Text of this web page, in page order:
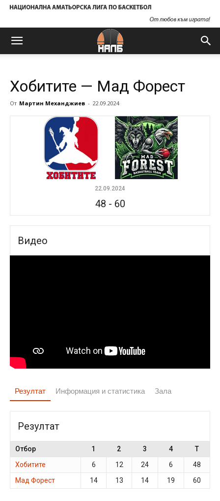
Хобитите — Мад Форест
От Мартин Механджиев - 22.09.2024
22.09.2024
48 - 60
Видео
Резултат Информация и статистика Зала
Резултат
Отбор 1 2 3 4
T
Хобитите
6 12 24 6
48
Мад Форест
14 13 14 19 60